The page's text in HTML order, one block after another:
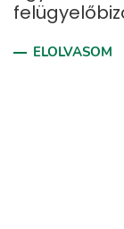
ELOLVASOM